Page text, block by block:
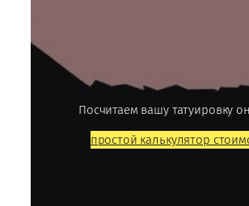
Посчитаем вашу татуировку
простой калькулятор